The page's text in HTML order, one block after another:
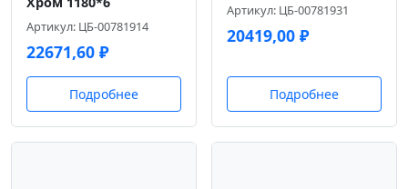
Артикул: ЦБ-00781914
22671,60 ₽
Подробнее
Артикул: ЦБ-00781931
20419,00 ₽
Подробнее